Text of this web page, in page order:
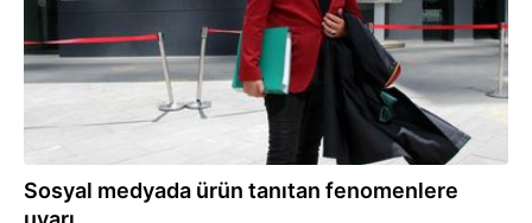
Sosyal medyada ürün tanıtan fenomenlere